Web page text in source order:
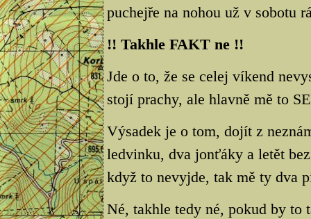
puchejře na nohou už v sobotu
!! Takhle FAKT ne !!
Jde o to, že se celej víkend
stojí prachy, ale hlavně mě to
Výsadek je o tom, dojít z
ledvinku, dva jonťáky a letět
když to nevyjde, tak mě ty dva
Né, takhle tedy né, pokud by to